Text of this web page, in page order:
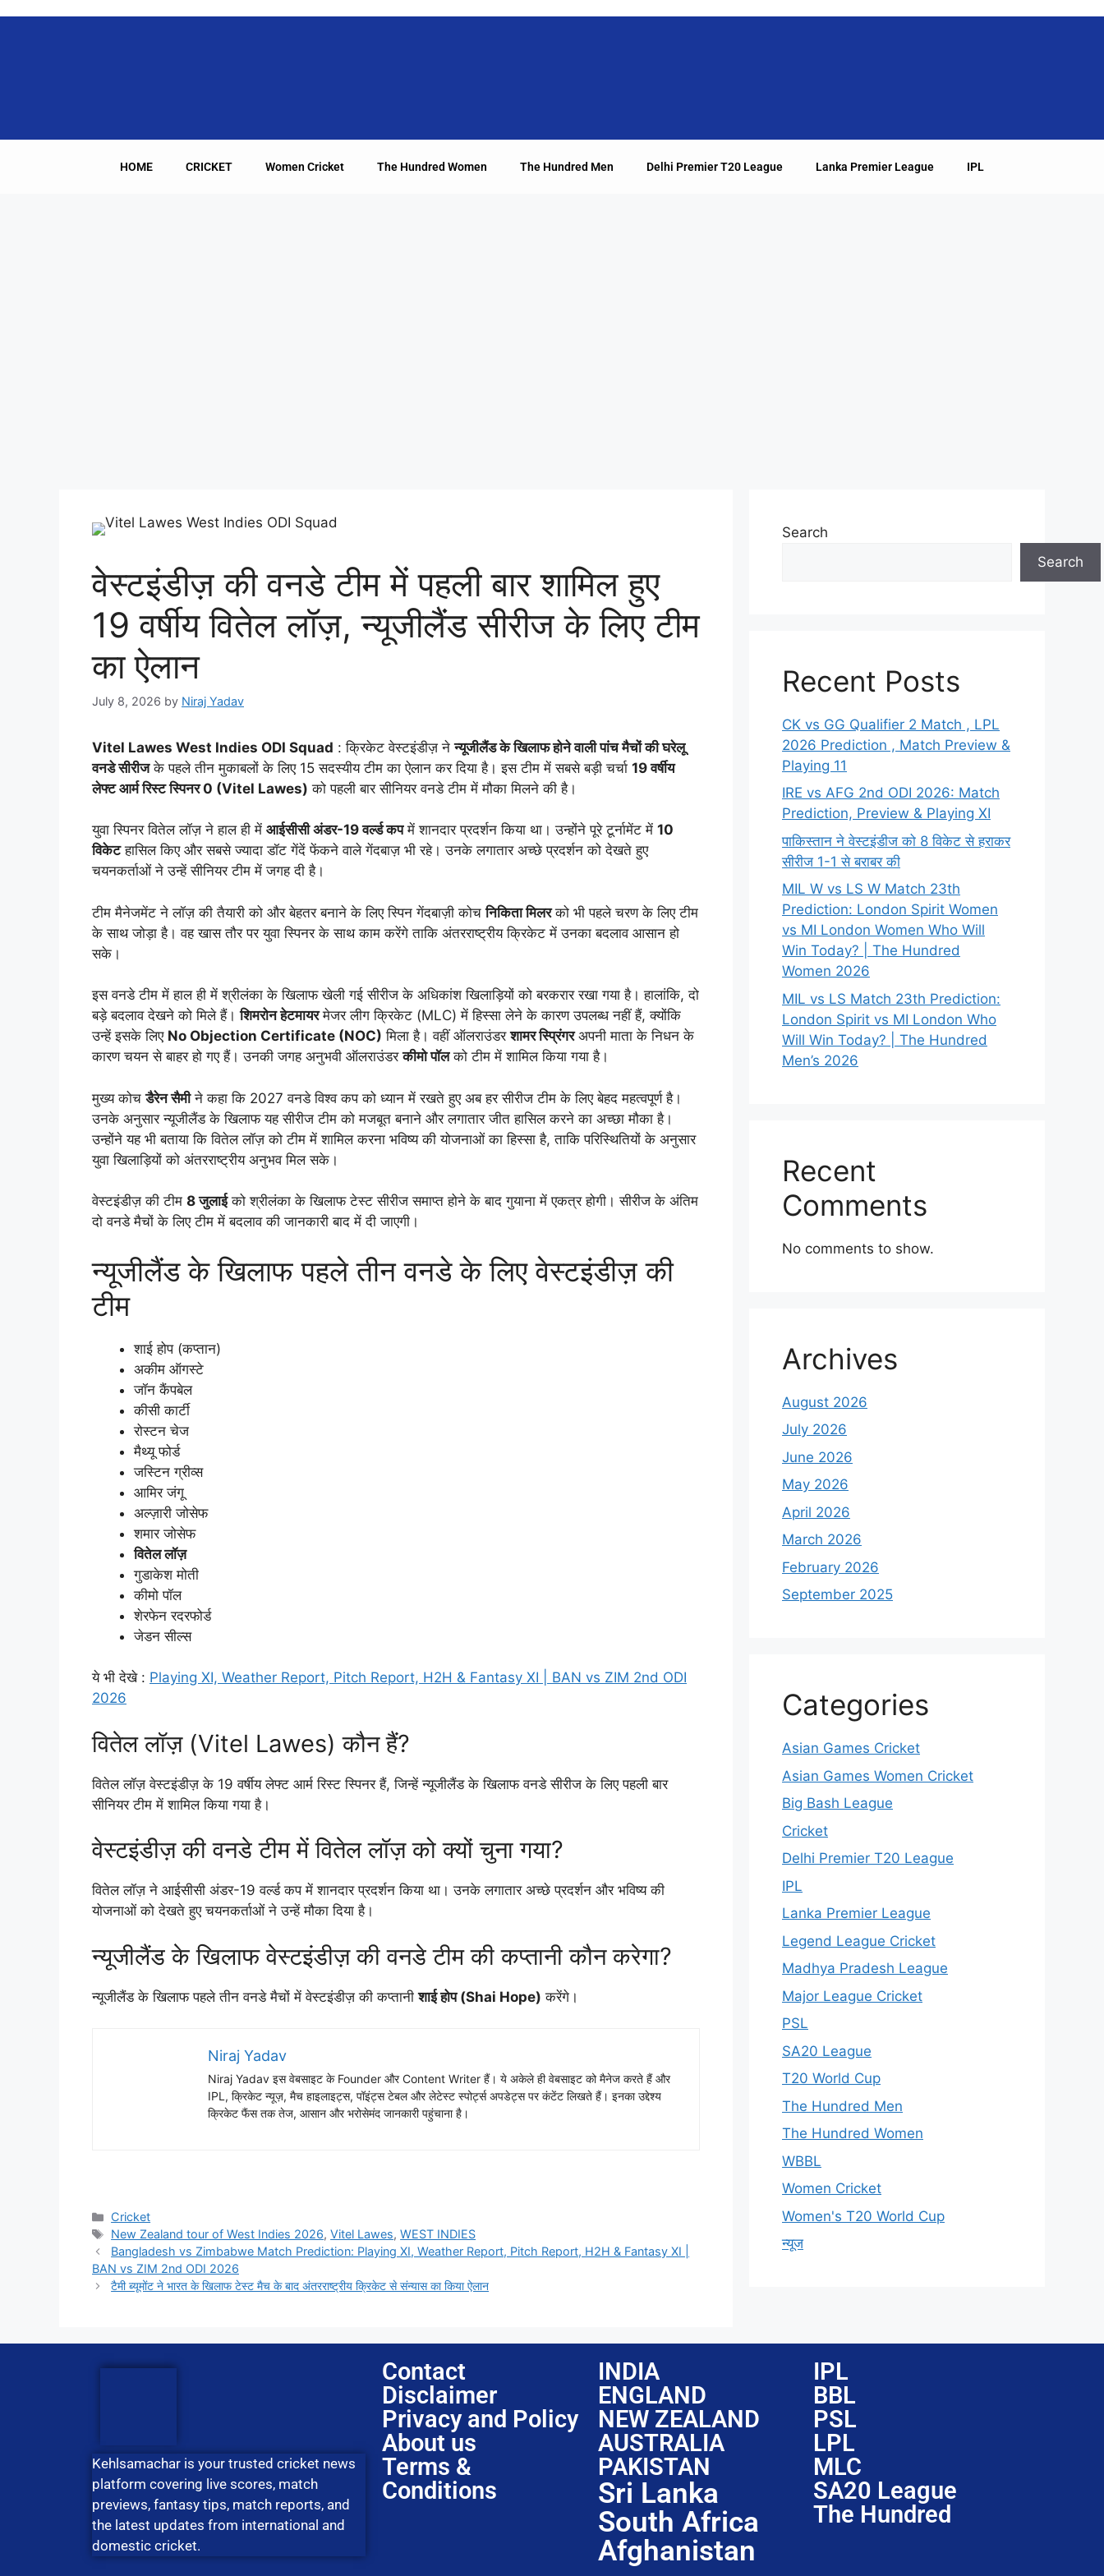
HOME CRICKET Women Cricket The Hundred Women The Hundred Men Delhi Premier T20 League Lanka Premier League IPL
वेस्टइंडीज़ की वनडे टीम में पहली बार शामिल हुए
19 वर्षीय वितेल लॉज़, न्यूजीलैंड सीरीज के लिए टीम
का ऐलान
July 8, 2026 by Niraj Yadav
Vitel Lawes West Indies ODI Squad : क्रिकेट वेस्टइंडीज़ नेन्यूजीलैंड के खिलाफ होने वाली पांच मैचों की घरेलू
वनडे सीरीजके पहले तीन मुकाबलों के लिए 15 सदस्यीय टीम का ऐलान कर दिया है। इस टीम में सबसे बड़ी चर्चा 19 वर्षीय
लेफ्ट आर्म रिस्ट स्पिनर 0 (Vitel Lawes) को पहली बार सीनियर वनडे टीम में मौका मिलने की है।
युवा स्पिनर वितेल लॉज़ ने हाल ही में आईसीसी अंडर-19 वर्ल्ड कपमें शानदार प्रदर्शन किया था। उन्होंने पूरे टूर्नामेंट में 10
विकेटहासिल किए और सबसे ज्यादा डॉट गेंदें फेंकने वाले गेंदबाज़ भी रहे। उनके लगातार अच्छे प्रदर्शन को देखते हुए
चयनकर्ताओं ने उन्हें सीनियर टीम में जगह दी है।
टीम मैनेजमेंट ने लॉज़ की तैयारी को और बेहतर बनाने के लिए स्पिन गेंदबाज़ी कोचनिकिता मिलरको भी पहले चरण के लिए टीम
के साथ जोड़ा है। वह खास तौर पर युवा स्पिनर के साथ काम करेंगे ताकि अंतरराष्ट्रीय क्रिकेट में उनका बदलाव आसान हो
सके।
इस वनडे टीम में हाल ही में श्रीलंका के खिलाफ खेली गई सीरीज के अधिकांश खिलाड़ियों को बरकरार रखा गया है। हालांकि, दो
बड़े बदलाव देखने को मिले हैं।शिमरोन हेटमायरमेजर लीग क्रिकेट (MLC) में हिस्सा लेने के कारण उपलब्ध नहीं हैं, क्योंकि
उन्हें इसके लिए No Objection Certificate (NOC) मिला है। वहीं ऑलराउंडरशामर स्प्रिंगरअपनी माता के निधन के
कारण चयन से बाहर हो गए हैं। उनकी जगह अनुभवी ऑलराउंडरकीमो पॉलको टीम में शामिल किया गया है।
मुख्य कोचडैरेन सैमीने कहा कि 2027 वनडे विश्व कप को ध्यान में रखते हुए अब हर सीरीज टीम के लिए बेहद महत्वपूर्ण है।
उनके अनुसार न्यूजीलैंड के खिलाफ यह सीरीज टीम को मजबूत बनाने और लगातार जीत हासिल करने का अच्छा मौका है।
उन्होंने यह भी बताया कि वितेल लॉज़ को टीम में शामिल करना भविष्य की योजनाओं का हिस्सा है, ताकि परिस्थितियों के अनुसार
युवा खिलाड़ियों को अंतरराष्ट्रीय अनुभव मिल सके।
वेस्टइंडीज़ की टीम 8 जुलाईको श्रीलंका के खिलाफ टेस्ट सीरीज समाप्त होने के बाद गुयाना में एकत्र होगी। सीरीज के अंतिम
दो वनडे मैचों के लिए टीम में बदलाव की जानकारी बाद में दी जाएगी।
न्यूजीलैंड के खिलाफ पहले तीन वनडे के लिए वेस्टइंडीज़ की
टीम
शाई होप (कप्तान)
अकीम ऑगस्टे
जॉन कैंपबेल
कीसी कार्टी
रोस्टन चेज
मैथ्यू फोर्ड
जस्टिन ग्रीव्स
आमिर जंगू
अल्ज़ारी जोसेफ
शमार जोसेफ
वितेल लॉज़
गुडाकेश मोती
कीमो पॉल
शेरफेन रदरफोर्ड
जेडन सील्स
ये भी देखे : Playing XI, Weather Report, Pitch Report, H2H & Fantasy XI | BAN vs ZIM 2nd ODI
2026
वितेल लॉज़ (Vitel Lawes) कौन हैं?
वितेल लॉज़ वेस्टइंडीज़ के 19 वर्षीय लेफ्ट आर्म रिस्ट स्पिनर हैं, जिन्हें न्यूजीलैंड के खिलाफ वनडे सीरीज के लिए पहली बार
सीनियर टीम में शामिल किया गया है।
वेस्टइंडीज़ की वनडे टीम में वितेल लॉज़ को क्यों चुना गया?
वितेल लॉज़ ने आईसीसी अंडर-19 वर्ल्ड कप में शानदार प्रदर्शन किया था। उनके लगातार अच्छे प्रदर्शन और भविष्य की
योजनाओं को देखते हुए चयनकर्ताओं ने उन्हें मौका दिया है।
न्यूजीलैंड के खिलाफ वेस्टइंडीज़ की वनडे टीम की कप्तानी कौन करेगा?
न्यूजीलैंड के खिलाफ पहले तीन वनडे मैचों में वेस्टइंडीज़ की कप्तानीशाई होप (Shai Hope) करेंगे।
Niraj Yadav
Niraj Yadav इस वेबसाइट के Founder और Content Writer हैं। ये अकेले ही वेबसाइट को मैनेज करते हैं और
IPL, क्रिकेट न्यूज़, मैच हाइलाइट्स, पॉइंट्स टेबल और लेटेस्ट स्पोर्ट्स अपडेट्स पर कंटेंट लिखते हैं। इनका उद्देश्य
क्रिकेट फैंस तक तेज, आसान और भरोसेमंद जानकारी पहुंचाना है।
Cricket
New Zealand tour of West Indies 2026,Vitel Lawes,WEST INDIES
Bangladesh vs Zimbabwe Match Prediction: Playing XI, Weather Report, Pitch Report, H2H & Fantasy XI |
BAN vs ZIM 2nd ODI 2026
टैमी ब्यूमोंट ने भारत के खिलाफ टेस्ट मैच के बाद अंतरराष्ट्रीय क्रिकेट से संन्यास का किया ऐलान
Search
Search
Recent Posts
CK vs GG Qualifier 2 Match , LPL
2026 Prediction , Match Preview &
Playing 11
IRE vs AFG 2nd ODI 2026: Match
Prediction, Preview & Playing XI
पाकिस्तान ने वेस्टइंडीज को 8 विकेट से हराकर
सीरीज 1-1 से बराबर की
MIL W vs LS W Match 23th
Prediction: London Spirit Women
vs MI London Women Who Will
Win Today? | The Hundred
Women 2026
MIL vs LS Match 23th Prediction:
London Spirit vs MI London Who
Will Win Today? | The Hundred
Men’s 2026
Recent
Comments
No comments to show.
Archives
August 2026
July 2026
June 2026
May 2026
April 2026
March 2026
February 2026
September 2025
Categories
Asian Games Cricket
Asian Games Women Cricket
Big Bash League
Cricket
Delhi Premier T20 League
IPL
Lanka Premier League
Legend League Cricket
Madhya Pradesh League
Major League Cricket
PSL
SA20 League
T20 World Cup
The Hundred Men
The Hundred Women
WBBL
Women Cricket
Women's T20 World Cup
न्यूज
Kehlsamachar is your trusted cricket news
platform covering live scores, match
previews, fantasy tips, match reports, and
the latest updates from international and
domestic cricket.
Contact
Disclaimer
Privacy and Policy
About us
Terms &
Conditions
INDIA
ENGLAND
NEW ZEALAND
AUSTRALIA
PAKISTAN
Sri Lanka
South Africa
Afghanistan
IPL
BBL
PSL
LPL
MLC
SA20 League
The Hundred